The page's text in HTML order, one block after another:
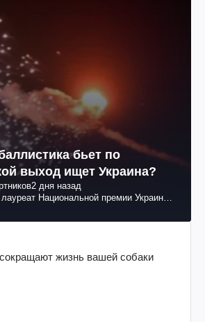
бьет по
выход ищет Украина?
2 дня назад
Национальной премии Украины
жизнь вашей собаки